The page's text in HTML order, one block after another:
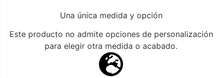
Una única medida y opción
Este producto no admite opciones de personalización
para elegir otra medida o acabado.